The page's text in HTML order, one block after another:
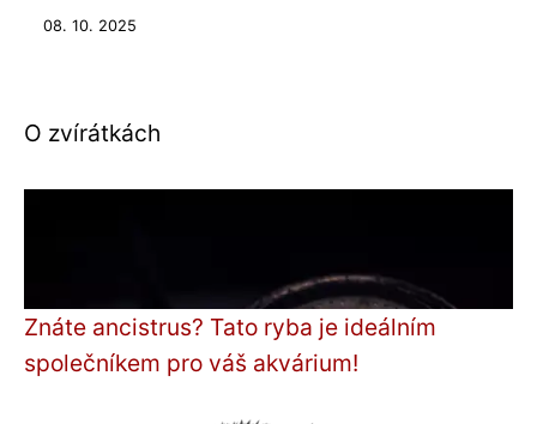
08. 10. 2025
O zvírátkách
Znáte ancistrus? Tato ryba je ideálním
společníkem pro váš akvárium!